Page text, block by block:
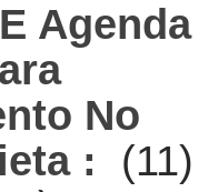
Agenda
No
: (11)